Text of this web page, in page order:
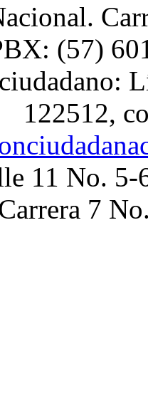
(57)
122512,
11 No.
7